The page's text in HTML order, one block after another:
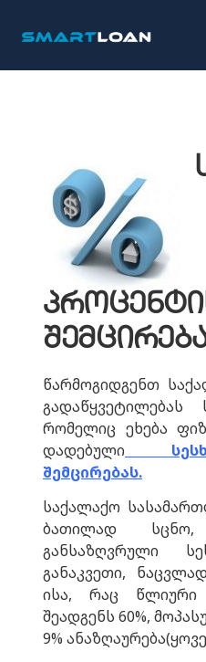
წარმოგიდგენთ
გადაწყვეტილებას
რომელიც ეხება
დადებული
შემცირებას.
საქალაქო
ბათილად
განსაზღვრული
განაკვეთი,
ისა, რაც წლიური
შეადგენს 60%,
9%